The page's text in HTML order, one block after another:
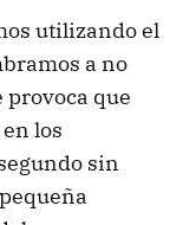
utilizando el
a no
provoca que
los
sin